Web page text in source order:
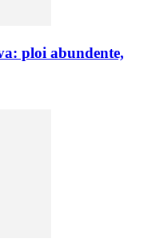
ploi abundente,